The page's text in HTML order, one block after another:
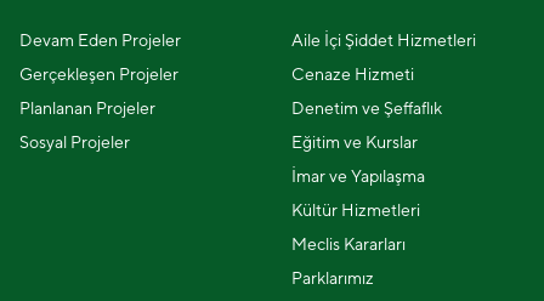
Devam Eden Projeler
Gerçekleşen Projeler
Planlanan Projeler
Sosyal Projeler
Aile İçi Şiddet Hizmetleri
Cenaze Hizmeti
Denetim ve Şeffaflık
Eğitim ve Kurslar
İmar ve Yapılaşma
Kültür Hizmetleri
Meclis Kararları
Parklarımız